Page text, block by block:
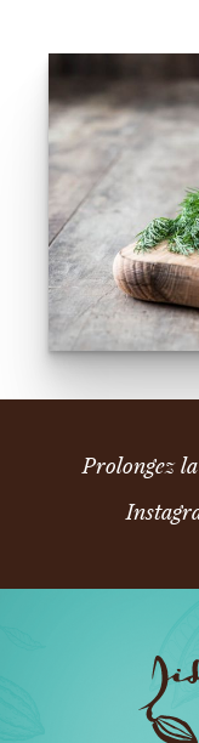
Prolongez